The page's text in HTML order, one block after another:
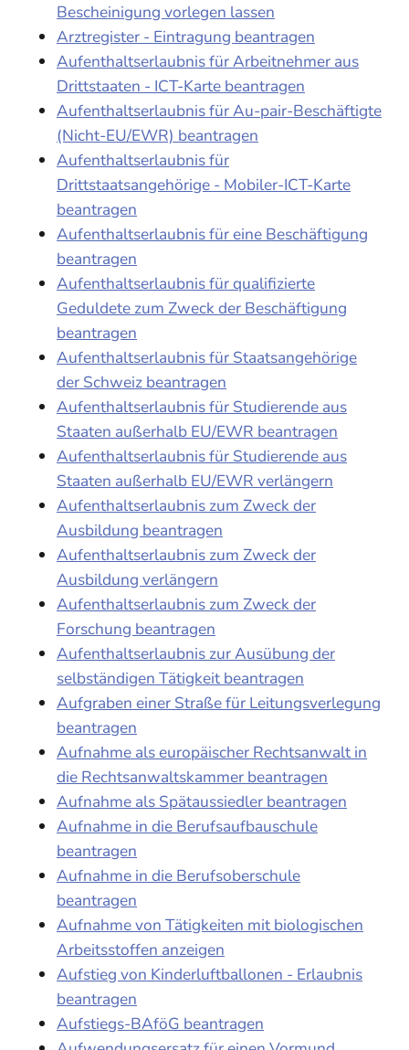
Bescheinigung vorlegen lassen
Arztregister - Eintragung beantragen
Aufenthaltserlaubnis für Arbeitnehmer aus
Drittstaaten - ICT-Karte beantragen
Aufenthaltserlaubnis für Au-pair-Beschäftigte
(Nicht-EU/EWR) beantragen
Aufenthaltserlaubnis für
Drittstaatsangehörige - Mobiler-ICT-Karte
beantragen
Aufenthaltserlaubnis für eine Beschäftigung
beantragen
Aufenthaltserlaubnis für qualifizierte
Geduldete zum Zweck der Beschäftigung
beantragen
Aufenthaltserlaubnis für Staatsangehörige
der Schweiz beantragen
Aufenthaltserlaubnis für Studierende aus
Staaten außerhalb EU/EWR beantragen
Aufenthaltserlaubnis für Studierende aus
Staaten außerhalb EU/EWR verlängern
Aufenthaltserlaubnis zum Zweck der
Ausbildung beantragen
Aufenthaltserlaubnis zum Zweck der
Ausbildung verlängern
Aufenthaltserlaubnis zum Zweck der
Forschung beantragen
Aufenthaltserlaubnis zur Ausübung der
selbständigen Tätigkeit beantragen
Aufgraben einer Straße für Leitungsverlegung
beantragen
Aufnahme als europäischer Rechtsanwalt in
die Rechtsanwaltskammer beantragen
Aufnahme als Spätaussiedler beantragen
Aufnahme in die Berufsaufbauschule
beantragen
Aufnahme in die Berufsoberschule
beantragen
Aufnahme von Tätigkeiten mit biologischen
Arbeitsstoffen anzeigen
Aufstieg von Kinderluftballonen - Erlaubnis
beantragen
Aufstiegs-BAföG beantragen